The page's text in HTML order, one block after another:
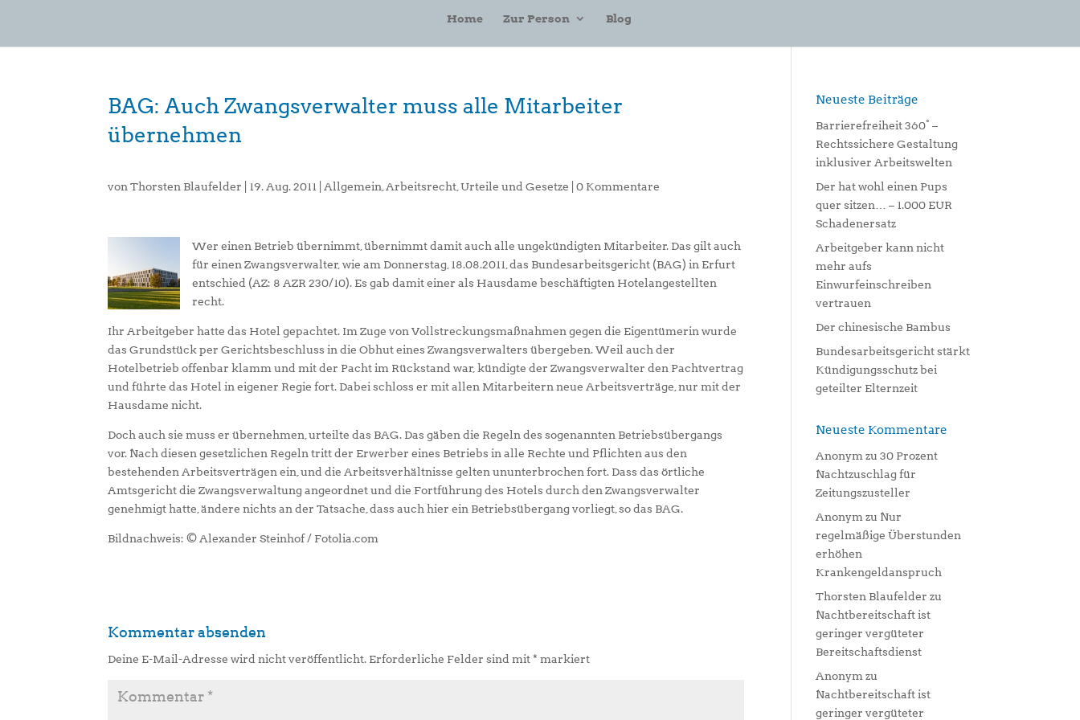
Home Zur Person Blog
BAG: Auch Zwangsverwalter muss alle Mitarbeiter
übernehmen
vonThorsten Blaufelder |19. Aug. 2011 Allgemein Arbeitsrecht ,Urteile und Gesetze |0 Kommentare
Wer einen Betrieb übernimmt, übernimmt damit auch alle ungekündigten Mitarbeiter. Das gilt auch
für einen Zwangsverwalter, wie am Donnerstag, 18.08.2011, das Bundesarbeitsgericht (BAG) in Erfurt
entschied (AZ: 8 AZR 230/10). Es gab damit einer als Hausdame beschäftigten Hotelangestellten
recht.
Ihr Arbeitgeber hatte das Hotel gepachtet. Im Zuge von Vollstreckungsmaßnahmen gegen die Eigentümerin wurde
das Grundstück per Gerichtsbeschluss in die Obhut eines Zwangsverwalters übergeben. Weil auch der
Hotelbetrieb offenbar klamm und mit der Pacht im Rückstand war, kündigte der Zwangsverwalter den Pachtvertrag
und führte das Hotel in eigener Regie fort. Dabei schloss er mit allen Mitarbeitern neue Arbeitsverträge, nur mit der
Hausdame nicht.
Doch auch sie muss er übernehmen, urteilte das BAG. Das gäben die Regeln des sogenannten Betriebsübergangs
vor. Nach diesen gesetzlichen Regeln tritt der Erwerber eines Betriebs in alle Rechte und Pflichten aus den
bestehenden Arbeitsverträgen ein, und die Arbeitsverhältnisse gelten ununterbrochen fort. Dass das örtliche
Amtsgericht die Zwangsverwaltung angeordnet und die Fortführung des Hotels durch den Zwangsverwalter
genehmigt hatte, ändere nichts an der Tatsache, dass auch hier ein Betriebsübergang vorliegt, so das BAG.
Bildnachweis: © Alexander Steinhof / Fotolia.com
Kommentar absenden
Deine E-Mail-Adresse wird nicht veröffentlicht. Erforderliche Felder sind mit* markiert
Neueste Beiträge
Barrierefreiheit 360° –
Rechtssichere Gestaltung
inklusiver Arbeitswelten
Der hat wohl einen Pups
quer sitzen… – 1.000 EUR
Schadenersatz
Arbeitgeber kann nicht
mehr aufs
Einwurfeinschreiben
vertrauen
Der chinesische Bambus
Bundesarbeitsgericht stärkt
Kündigungsschutz bei
geteilter Elternzeit
Neueste Kommentare
Anonym zu30 Prozent
Nachtzuschlag für
Zeitungszusteller
Anonym zu Nur
regelmäßige Überstunden
erhöhen
Krankengeldanspruch
Thorsten Blaufelder zu
Nachtbereitschaft ist
geringer vergüteter
Bereitschaftsdienst
Anonym zu
Nachtbereitschaft ist
geringer vergüteter